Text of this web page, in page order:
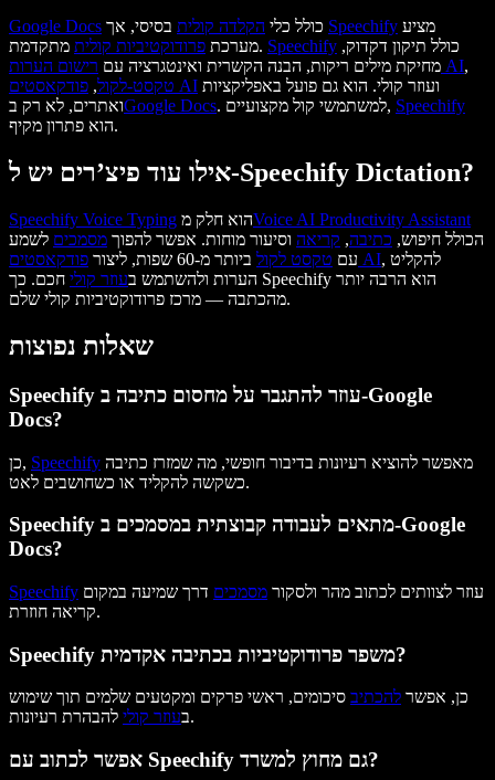
Google Docs כולל כלי הקלדה קולית Speechify
מערכת פרודוקטיביות קולית מתקדמת. Speechify
מחיקת מילים ריקות, הבנה הקשרית ואינטגרציה עם רישום הערות AI,
טקסט-לקול, פודקאסטים AI
ואתרים, לא רק בGoogle Docs . למשתמשי קול מקצועיים, Speechify
הוא פתרון מקיף.
אילו עוד פיצ’רים יש ל-Speechify Dictation?
Speechify Voice Typing הוא חלק מVoice AI Productivity Assistant
הכולל חיפוש, כתיבה, קריאה וסיעור מוחות. אפשר להפוך מסמכים לשמע
עם טקסט לקול ביותר מ-60 שפות, ליצור פודקאסטים AI, להקליט
הערות ולהשתמש בעוזר קולי חכם. כך Speechify הוא הרבה יותר
מהכתבה — מרכז פרודוקטיביות קולי שלם.
שאלות נפוצות
Speechify עוזר להתגבר על מחסום כתיבה ב-Google
Docs?
כן, Speechify
כשקשה להקליד או כשחושבים לאט.
Speechify מתאים לעבודה קבוצתית במסמכים ב-Google
Docs?
Speechify עוזר לצוותים לכתוב מהר ולסקור מסמכים דרך שמיעה במקום
קריאה חוזרת.
Speechify משפר פרודוקטיביות בכתיבה אקדמית?
כן, אפשר להכתיב סיכומים, ראשי פרקים ומקטעים שלמים תוך שימוש
בעוזר קולי להבהרת רעיונות.
אפשר לכתוב עם Speechify גם מחוץ למשרד?